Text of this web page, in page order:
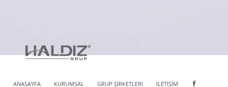
ANASAYFA KURUMSAL GRUP ŞİRKETLERİ İLETİŞİM